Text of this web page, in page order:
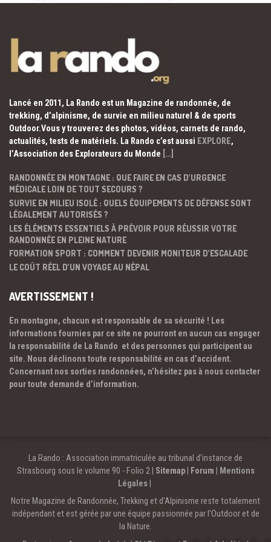
Lancé en 2011, La Rando est un Magazine de randonnée, de
trekking, d’alpinisme, de survie en milieu naturel & de sports
Outdoor.Vous y trouverez des photos, vidéos, carnets de rando,
actualités, tests de matériels. La Rando c’est aussi EXPLORE,
l’Association des Explorateurs du Monde […]
RANDONNÉE EN MONTAGNE : QUE FAIRE EN CAS D’URGENCE
MÉDICALE LOIN DE TOUT SECOURS ?
SURVIE EN MILIEU ISOLÉ : QUELS ÉQUIPEMENTS DE DÉFENSE SONT
LÉGALEMENT AUTORISÉS ?
LES ÉLÉMENTS ESSENTIELS À PRÉVOIR POUR RÉUSSIR VOTRE
RANDONNÉE EN PLEINE NATURE
FORMATION SPORT : COMMENT DEVENIR MONITEUR D’ESCALADE
LE COÛT RÉEL D’UN VOYAGE AU NÉPAL
AVERTISSEMENT !
En montagne, chacun est responsable de sa sécurité ! Les
informations fournies par ce site ne pourront en aucun cas engager
la responsabilité de La Rando et des personnes qui participent au
site. Nous déclinons toute responsabilité en cas d’accident.
Concernant nos sorties randonnées, n’hésitez pas à nous contacter
pour toute demande d’information.
La Rando : Association immatriculée au tribunal d’instance de
Strasbourg sous le volume 90 - Folio 2 | Sitemap| Forum | Mentions
Légales |
Notre Magazine de Randonnée, Trekking et d'Alpinisme reste totalement
indépendant et est gérée par une équipe passionnée par l’Outdoor et de
la Nature.